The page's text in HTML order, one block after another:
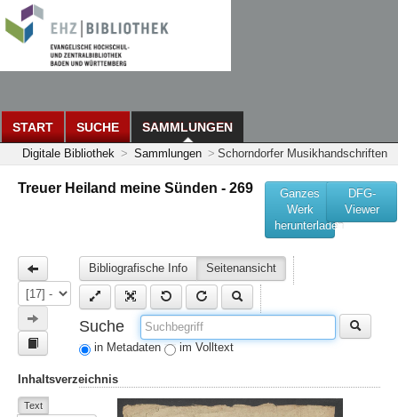
START SUCHE SAMMLUNGEN
Digitale Bibliothek > Sammlungen > Schorndorfer Musikhandschriften
Treuer Heiland meine Sünden - 269
Ganzes
Werk
herunterladen
DFG-
Viewer
Inhaltsverzeichnis
Text
Bibliografische Info Seitenansicht
Suche
in Metadaten im Volltext